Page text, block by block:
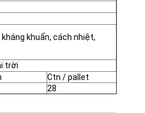
khuẩn, cách nhiệt,
trời
Ctn / pallet
28